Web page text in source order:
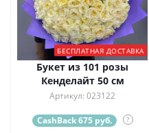
БЕСПЛАТНАЯ ДОСТАВКА
Букет из 101 розы
Кенделайт 50 см
Артикул: 023122
CashBack 675 руб. ?